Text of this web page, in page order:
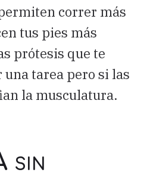
correr más
tus pies más
prótesis que te
tarea pero si las
la musculatura.
sin